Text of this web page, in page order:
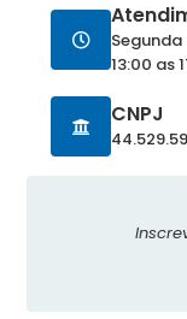
Segunda
13:00 as
CNPJ